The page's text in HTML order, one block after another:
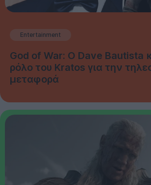
Entertainment
God of War: Ο Dave Bautista
ρόλο του Kratos για την
μεταφορά